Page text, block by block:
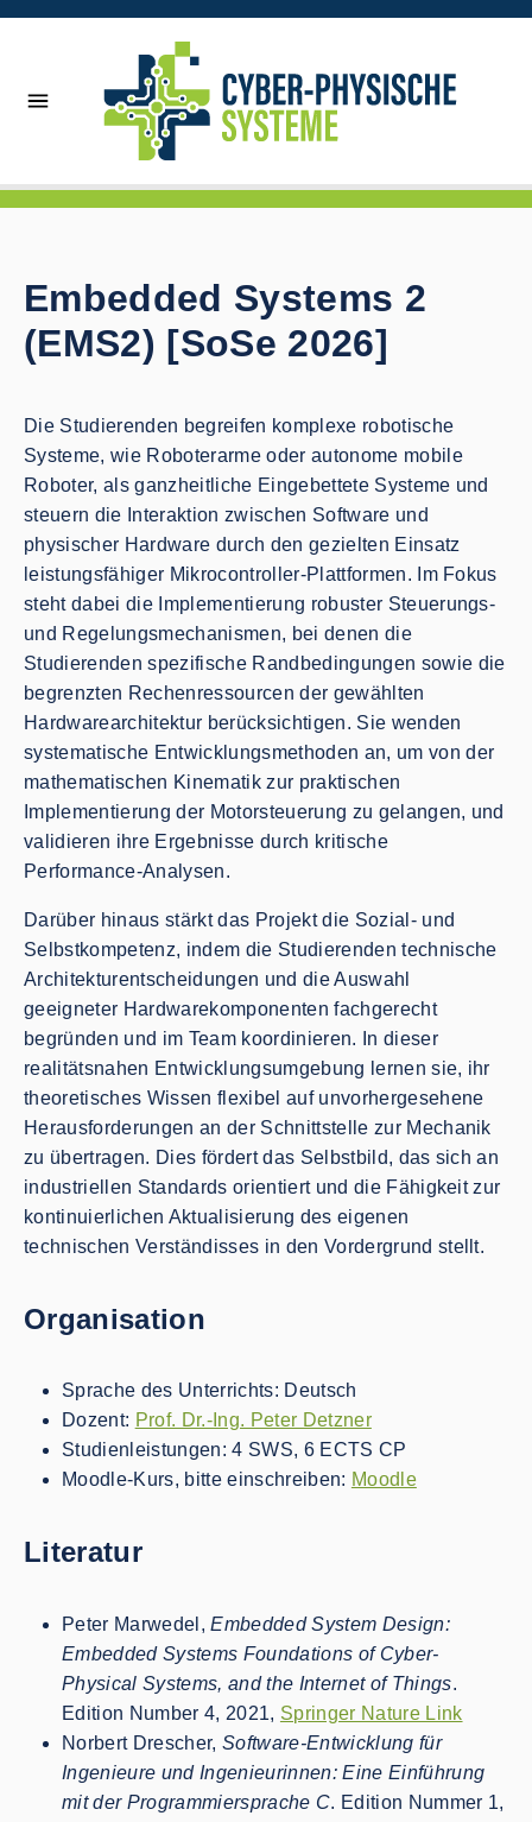
Embedded Systems 2
(EMS2) [SoSe 2026]
Die Studierenden begreifen komplexe robotische
Systeme, wie Roboterarme oder autonome mobile
Roboter, als ganzheitliche Eingebettete Systeme und
steuern die Interaktion zwischen Software und
physischer Hardware durch den gezielten Einsatz
leistungsfähiger Mikrocontroller-Plattformen. Im Fokus
steht dabei die Implementierung robuster Steuerungs-
und Regelungsmechanismen, bei denen die
Studierenden spezifische Randbedingungen sowie die
begrenzten Rechenressourcen der gewählten
Hardwarearchitektur berücksichtigen. Sie wenden
systematische Entwicklungsmethoden an, um von der
mathematischen Kinematik zur praktischen
Implementierung der Motorsteuerung zu gelangen, und
validieren ihre Ergebnisse durch kritische
Performance-Analysen.
Darüber hinaus stärkt das Projekt die Sozial- und
Selbstkompetenz, indem die Studierenden technische
Architekturentscheidungen und die Auswahl
geeigneter Hardwarekomponenten fachgerecht
begründen und im Team koordinieren. In dieser
realitätsnahen Entwicklungsumgebung lernen sie, ihr
theoretisches Wissen flexibel auf unvorhergesehene
Herausforderungen an der Schnittstelle zur Mechanik
zu übertragen. Dies fördert das Selbstbild, das sich an
industriellen Standards orientiert und die Fähigkeit zur
kontinuierlichen Aktualisierung des eigenen
technischen Verständisses in den Vordergrund stellt.
Organisation
Sprache des Unterrichts: Deutsch
Dozent: Prof. Dr.-Ing. Peter Detzner
Studienleistungen: 4 SWS, 6 ECTS CP
Moodle-Kurs, bitte einschreiben: Moodle
Literatur
Peter Marwedel,Embedded System Design:
Embedded Systems Foundations of Cyber-
Physical Systems, and the Internet of Things.
Edition Number 4, 2021, Springer Nature Link
Norbert Drescher, Software-Entwicklung für
Ingenieure und Ingenieurinnen: Eine Einführung
mit der Programmiersprache C. Edition Nummer 1,